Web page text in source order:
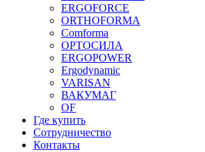
ERGOFORCE
ORTHOFORMA
Comforma
ОРТОСИЛА
ERGOPOWER
Ergodynamic
VARISAN
ВАКУМАГ
OF
Где купить
Сотрудничество
Контакты